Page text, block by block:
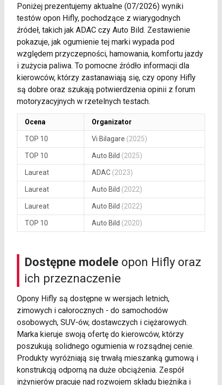
Poniżej prezentujemy aktualne (07/2026) wyniki
testów opon Hifly, pochodzące z wiarygodnych
źródeł, takich jak ADAC czy Auto Bild. Zestawienie
pokazuje, jak ogumienie tej marki wypada pod
względem przyczepności, hamowania, komfortu jazdy
i zużycia paliwa. To pomocne źródło informacji dla
kierowców, którzy zastanawiają się, czy opony Hifly
są dobre oraz szukają potwierdzenia opinii z forum
motoryzacyjnych w rzetelnych testach.
Ocena Organizator
TOP 10 Vi Bilagare (2025)
TOP 10 Auto Bild (2025)
Laureat ADAC (2023)
Laureat Auto Bild (2022)
Laureat Auto Bild (2022)
TOP 10 Auto Bild (2020)
Dostępne modeleopon Hifly oraz
ich przeznaczenie
Opony Hifly są dostępne w wersjach letnich,
zimowych i całorocznych - do samochodów
osobowych, SUV-ów, dostawczych i ciężarowych.
Marka kieruje swoją ofertę do kierowców, którzy
poszukują solidnego ogumienia w rozsądnej cenie.
Produkty wyróżniają się trwałą mieszanką gumową i
konstrukcją odporną na duże obciążenia. Zespół
inżynierów pracuje nad rozwojem składu bieżnika i